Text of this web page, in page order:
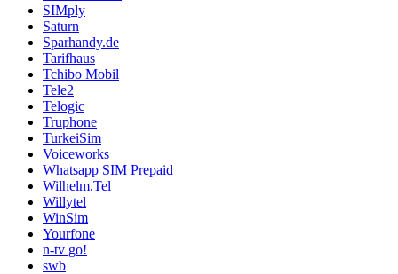
SIMply
Saturn
Sparhandy.de
Tarifhaus
Tchibo Mobil
Tele2
Telogic
Truphone
TurkeiSim
Voiceworks
Whatsapp SIM Prepaid
Wilhelm.Tel
Willytel
WinSim
Yourfone
n-tv go!
swb